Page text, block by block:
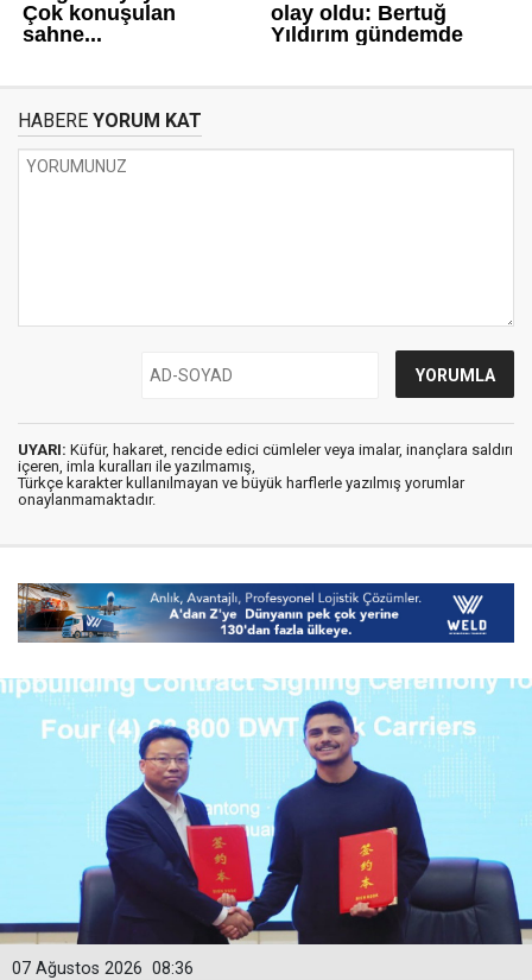
HABERE YORUM KAT
UYARI: Küfür, hakaret, rencide edici cümleler veya imalar, inançlara saldırı
içeren, imla kuralları ile yazılmamış,
Türkçe karakter kullanılmayan ve büyük harflerle yazılmış yorumlar
onaylanmamaktadır.
08:36
07 Ağustos 2026